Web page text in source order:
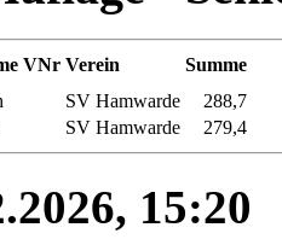
VNr Verein
Summe
SV Hamwarde
288,7
SV Hamwarde 279,4
15:20